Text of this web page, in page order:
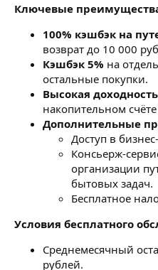
Ключевые
100% кэшбэк на
возврат до 10 000
Кэшбэк 5% на
остальные покупки.
Высокая
накопительном
Дополнительные
Доступ в
Консьерж-
организации
бытовых задач.
Бесплатное
Условия бесплатного
Среднемесячный
рублей.